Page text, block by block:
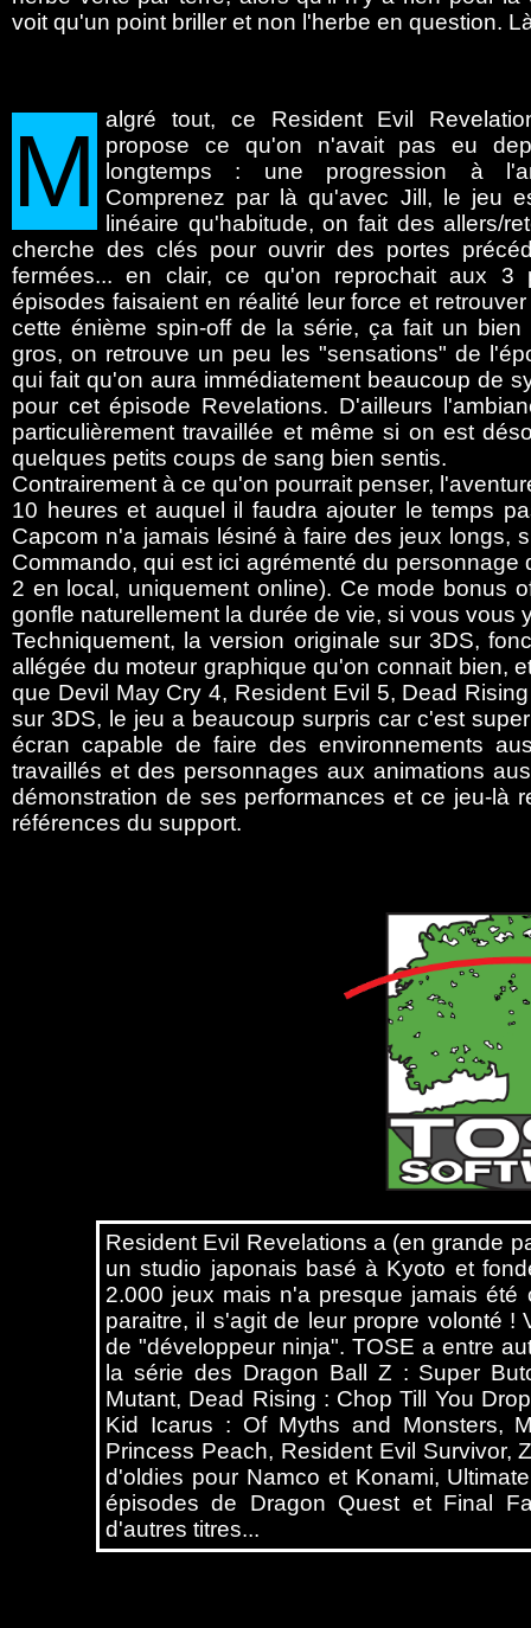
voit qu'un point briller et non l'herbe en question.
M algré tout, ce Resident Evil
propose ce qu'on n'avait pas eu
longtemps : une progression à
Comprenez par là qu'avec Jill, le jeu
linéaire qu'habitude, on fait des allers/
cherche des clés pour ouvrir des portes
fermées... en clair, ce qu'on reprochait aux 3
épisodes faisaient en réalité leur force et
cette énième spin-off de la série, ça fait un
gros, on retrouve un peu les "sensations" de
qui fait qu'on aura immédiatement beaucoup de
pour cet épisode Revelations. D'ailleurs
particulièrement travaillée et même si on est
quelques petits coups de sang bien sentis.
Contrairement à ce qu'on pourrait penser,
10 heures et auquel il faudra ajouter le temps
Capcom n'a jamais lésiné à faire des jeux longs,
Commando, qui est ici agrémenté du
2 en local, uniquement online). Ce mode bonus
gonfle naturellement la durée de vie, si vous vous
Techniquement, la version originale sur 3DS,
allégée du moteur graphique qu'on connait bien,
que Devil May Cry 4, Resident Evil 5, Dead
sur 3DS, le jeu a beaucoup surpris car c'est
écran capable de faire des environnements
travaillés et des personnages aux animations
démonstration de ses performances et ce jeu-là
références du support.
Resident Evil Revelations a (en grande
un studio japonais basé à Kyoto et
2.000 jeux mais n'a presque jamais
paraitre, il s'agit de leur propre volonté !
de "développeur ninja". TOSE a entre
la série des Dragon Ball Z : Super
Mutant, Dead Rising : Chop Till You
Kid Icarus : Of Myths and Monsters,
Princess Peach, Resident Evil Survivor,
d'oldies pour Namco et Konami,
épisodes de Dragon Quest et Final
d'autres titres...